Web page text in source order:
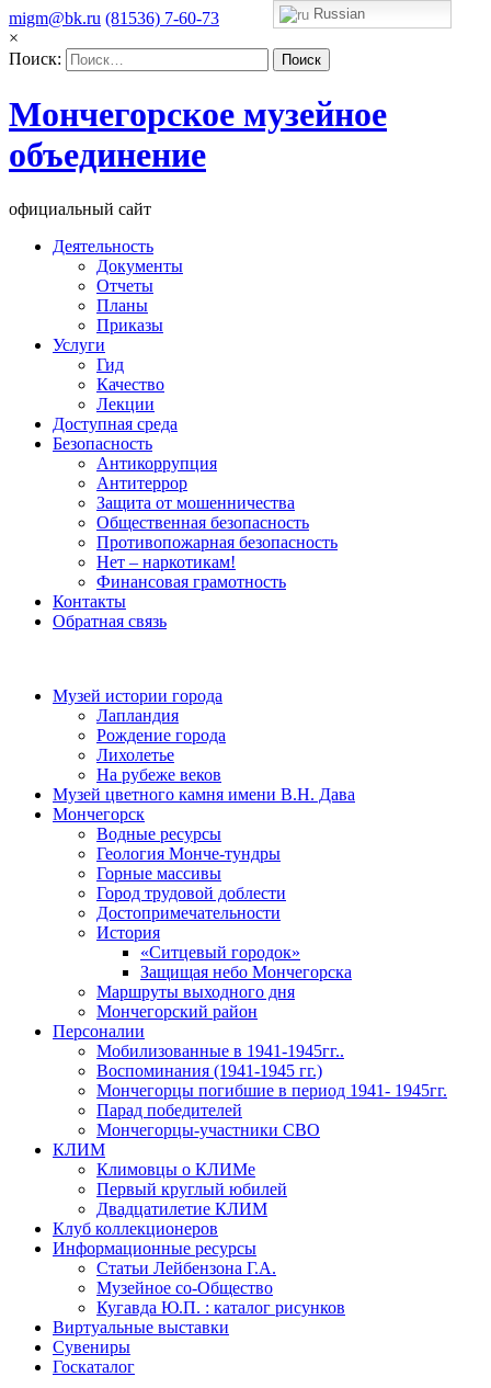
migm@bk.ru (81536) 7-60-73
×
Поиск:
Мончегорское музейное
объединение
официальный сайт
Деятельность
Документы
Отчеты
Планы
Приказы
Услуги
Гид
Качество
Лекции
Доступная среда
Безопасность
Антикоррупция
Антитеррор
Защита от мошенничества
Общественная безопасность
Противопожарная безопасность
Нет – наркотикам!
Финансовая грамотность
Контакты
Обратная связь
Музей истории города
Лапландия
Рождение города
Лихолетье
На рубеже веков
Музей цветного камня имени В.Н. Дава
Мончегорск
Водные ресурсы
Геология Монче-тундры
Горные массивы
Город трудовой доблести
Достопримечательности
История
«Ситцевый городок»
Защищая небо Мончегорска
Маршруты выходного дня
Мончегорский район
Персоналии
Мобилизованные в 1941-1945гг..
Воспоминания (1941-1945 гг.)
Мончегорцы погибшие в период 1941- 1945гг.
Парад победителей
Мончегорцы-участники СВО
КЛИМ
Климовцы о КЛИМе
Первый круглый юбилей
Двадцатилетие КЛИМ
Клуб коллекционеров
Информационные ресурсы
Статьи Лейбензона Г.А.
Музейное со-Общество
Кугавда Ю.П. : каталог рисунков
Виртуальные выставки
Сувениры
Госкаталог
Russian